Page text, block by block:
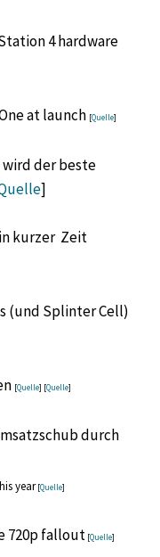
4 hardware
at launch [Quelle]
wird der beste
]
kurzer Zeit
(und Splinter Cell)
[Quelle] [Quelle]
durch
year[Quelle]
720p fallout [Quelle]